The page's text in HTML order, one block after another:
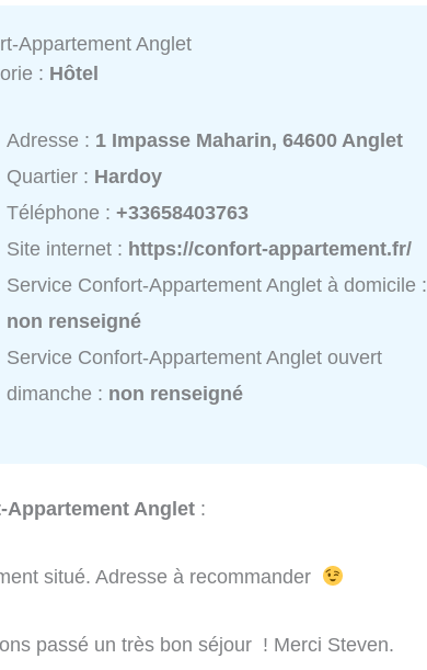
Appartement Anglet
: Hôtel
Adresse : 1 Impasse Maharin, 64600 Anglet
Quartier : Hardoy
Téléphone :+33658403763
Site internet : https://confort-appartement.fr/
Service Confort-Appartement Anglet à domicile :
non renseigné
Service Confort-Appartement Anglet ouvert
dimanche : non renseigné
Appartement Anglet :
situé. Adresse à recommander
passé un très bon séjour ! Merci Steven.